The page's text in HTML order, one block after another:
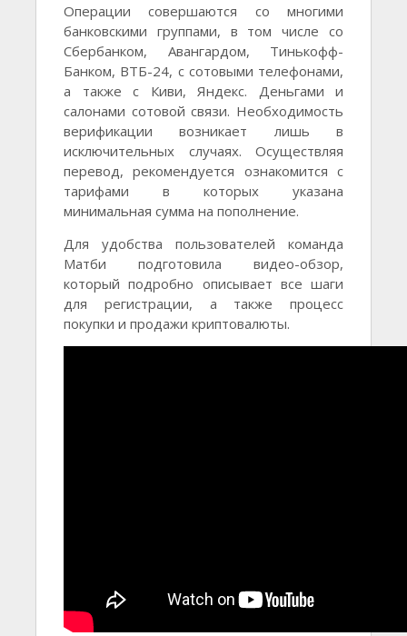
Операции совершаются со многими
банковскими группами, в том числе со
Сбербанком, Авангардом, Тинькофф-
Банком, ВТБ-24, с сотовыми телефонами,
а также с Киви, Яндекс. Деньгами и
салонами сотовой связи. Необходимость
верификации возникает лишь в
исключительных случаях. Осуществляя
перевод, рекомендуется ознакомится с
тарифами в которых указана
минимальная сумма на пополнение.
Для удобства пользователей команда
Матби подготовила видео-обзор,
который подробно описывает все шаги
для регистрации, а также процесс
покупки и продажи криптовалюты.